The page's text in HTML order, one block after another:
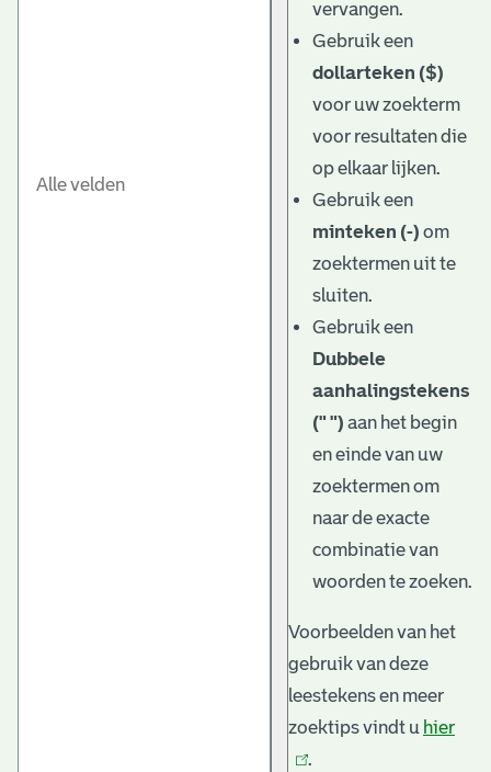
vervangen.
Gebruik een
dollarteken ($)
voor uw zoekterm
voor resultaten die
op elkaar lijken.
Gebruik een
minteken (-) om
zoektermen uit te
sluiten.
Gebruik een
Dubbele
aanhalingstekens
(" ") aan het begin
en einde van uw
zoektermen om
naar de exacte
combinatie van
woorden te zoeken.
Voorbeelden van het
gebruik van deze
leestekens en meer
zoektips vindt u hier
.